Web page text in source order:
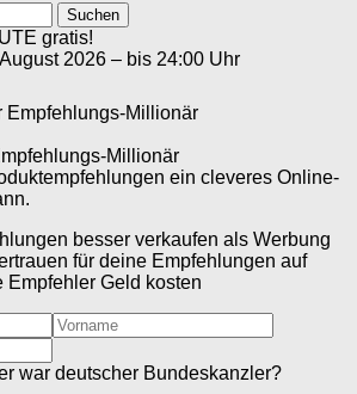
gratis!
2026 – bis 24:00 Uhr
Millionär
ein cleveres Online-
besser verkaufen als Werbung
für deine Empfehlungen auf
Empfehler Geld kosten
war deutscher Bundeskanzler?